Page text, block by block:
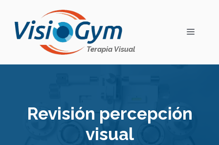
contenido
Terapia Visual
MENÚ
Revisión percepción
visual